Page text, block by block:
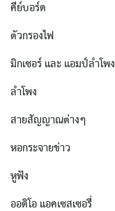
คีย์บอร์ด
ตัวกรองไฟ
มิกเซอร์ และ แอมป์ลำโพง
ลำโพง
สายสัญญาณต่างๆ
หอกระจายข่าว
หูฟัง
ออดิโอ แอคเซสเซอรี่